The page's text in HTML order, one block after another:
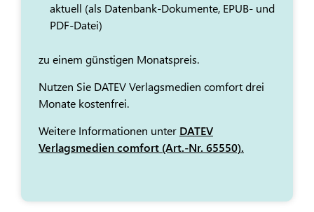
aktuell (als Datenbank-Dokumente, EPUB- und
PDF-Datei)
zu einem günstigen Monatspreis.
Nutzen Sie DATEV Verlagsmedien comfort drei
Monate kostenfrei.
Weitere Informationen unter DATEV
Verlagsmedien comfort (Art.-Nr. 65550).